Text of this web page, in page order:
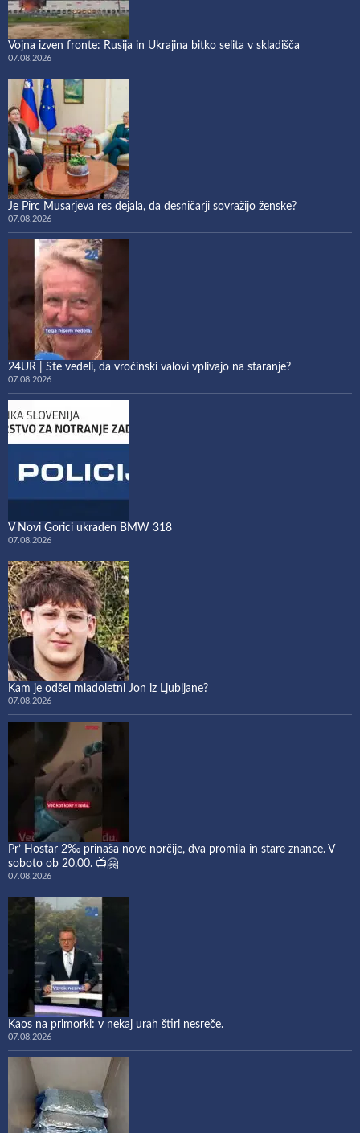
Vojna izven fronte: Rusija in Ukrajina bitko selita v skladišča
07.08.2026
Je Pirc Musarjeva res dejala, da desničarji sovražijo ženske?
07.08.2026
24UR | Ste vedeli, da vročinski valovi vplivajo na staranje?
07.08.2026
V Novi Gorici ukraden BMW 318
07.08.2026
Kam je odšel mladoletni Jon iz Ljubljane?
07.08.2026
Pr’ Hostar 2‰ prinaša nove norčije, dva promila in stare znance. V
soboto ob 20.00. 📺🤗
07.08.2026
Kaos na primorki: v nekaj urah štiri nesreče.
07.08.2026